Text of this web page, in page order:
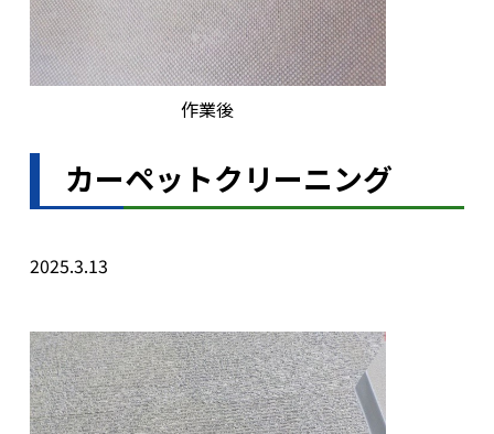
作業後
カーペットクリーニング
2025.3.13